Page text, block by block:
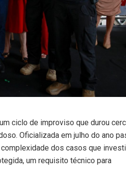
ciclo de improviso que durou
Oficializada em julho do ano
dos casos que
um requisito técnico para